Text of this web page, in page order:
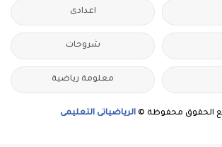
اعدادى
شروحات
معلومة رياضية
الحقوق محفوظة © الرياضياتى التعليمى